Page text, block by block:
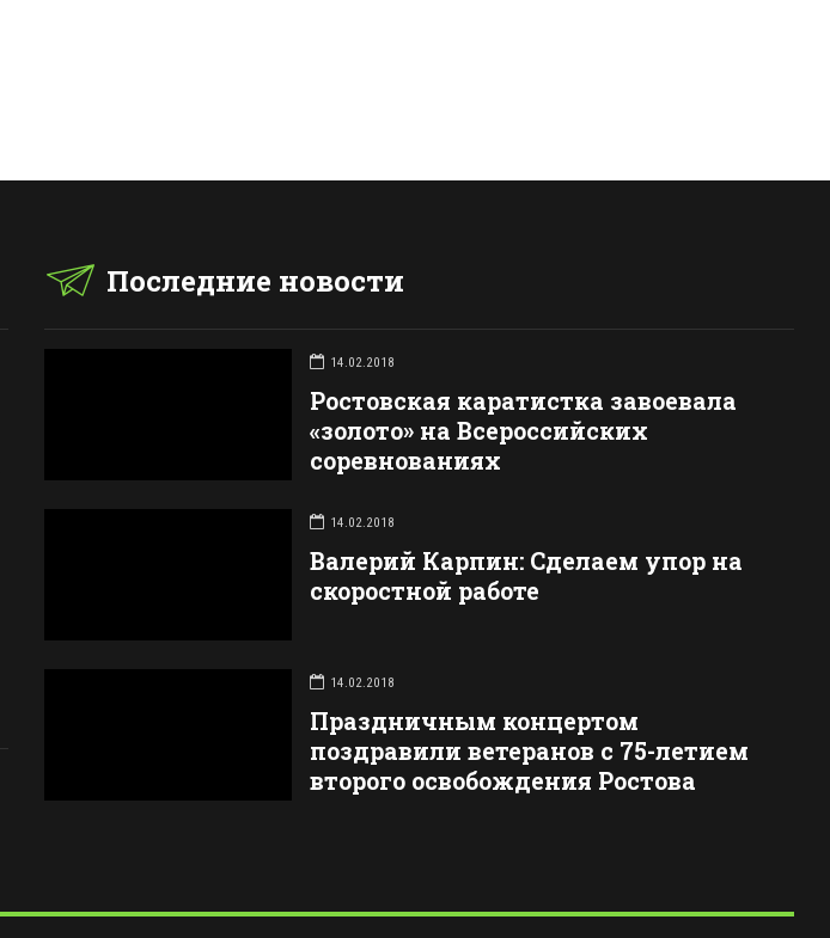
Последние новости
14.02.2018
Ростовская каратистка завоевала
«золото» на Всероссийских
соревнованиях
14.02.2018
Валерий Карпин: Сделаем упор на
скоростной работе
14.02.2018
Праздничным концертом
поздравили ветеранов с 75-летием
второго освобождения Ростова